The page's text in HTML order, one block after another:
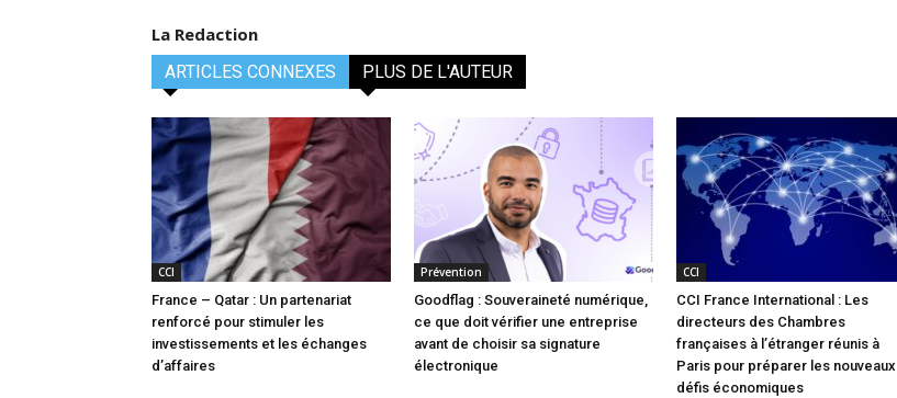
La Redaction
ARTICLES CONNEXES PLUS DE L'AUTEUR
CCI
France – Qatar : Un partenariat
renforcé pour stimuler les
investissements et les échanges
d’affaires
Prévention
Goodflag : Souveraineté numérique,
ce que doit vérifier une entreprise
avant de choisir sa signature
électronique
CCI
CCI France International : Les
directeurs des Chambres
françaises à l’étranger réunis à
Paris pour préparer les nouveaux
défis économiques